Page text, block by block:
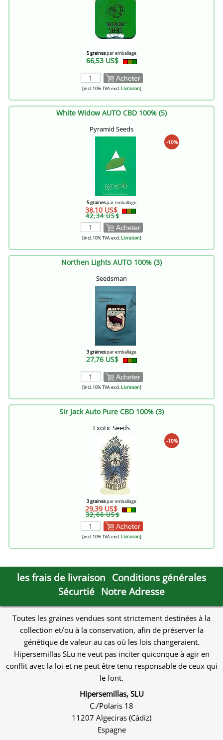
5 grainespar emballage
66,53 US$
Acheter
[incl. 10% TVA excl.Livraison]
White Widow AUTO CBD 100% (5)
Pyramid Seeds
-10%
5 grainespar emballage
38,10 US$
42,34 US$
Acheter
[incl. 10% TVA excl.Livraison]
Northen Lights AUTO 100% (3)
Seedsman
3 grainespar emballage
27,76 US$
Acheter
[incl. 10% TVA excl.Livraison]
Sir Jack Auto Pure CBD 100% (3)
Exotic Seeds
-10%
3 grainespar emballage
29,39 US$
32,66 US$
Acheter
[incl. 10% TVA excl.Livraison]
les frais de livraison Conditions générales
Sécurtié Notre Adresse
Toutes les graines vendues sont strictement destinées à la
collection et/ou à la conservation, afin de préserver la
génétique de valeur au cas où les lois changeraient.
Hipersemillas SLu ne veut pas inciter quiconque à agir en
conflit avec la loi et ne peut être tenu responsable de ceux qui
le font.
Hipersemillas, SLU
C./Polaris 18
11207 Algeciras (Cádiz)
Espagne